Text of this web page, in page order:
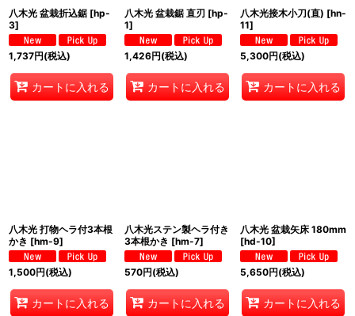
八木光 盆栽折込鋸 [hp-
3]
1,737円(税込)
カートに入れる
八木光 盆栽鋸 直刃 [hp-
1]
1,426円(税込)
カートに入れる
八木光接木小刀(直) [hn-
11]
5,300円(税込)
カートに入れる
八木光 打物ヘラ付3本根
かき [hm-9]
1,500円(税込)
カートに入れる
八木光ステン製ヘラ付き
3本根かき [hm-7]
570円(税込)
カートに入れる
八木光 盆栽矢床 180mm
[hd-10]
5,650円(税込)
カートに入れる